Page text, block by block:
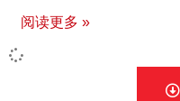
阅读更多 »